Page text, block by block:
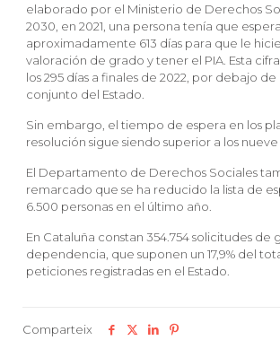
elaborado por el Ministerio de Derechos
2030, en 2021, una persona tenía que
aproximadamente 613 días para que le
valoración de grado y tener el PIA. Esta
los 295 días a finales de 2022, por debajo
conjunto del Estado.
Sin embargo, el tiempo de espera en los
resolución sigue siendo superior a los nueve
El Departamento de Derechos Sociales
remarcado que se ha reducido la lista de
6.500 personas en el último año.
En Cataluña constan 354.754 solicitudes de
dependencia, que suponen un 17,9% del
peticiones registradas en el Estado.
Comparteix